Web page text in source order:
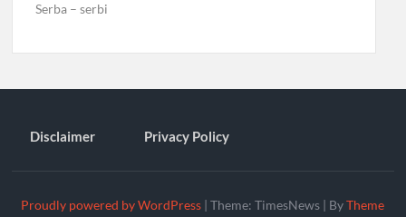
Serba – serbi
Disclaimer Privacy Policy
Proudly powered by WordPress |Theme: TimesNews | ByTheme